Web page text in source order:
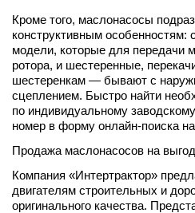
Кроме того, маслонасосы
конструктивным особенностям:
модели, которые для передачи
ротора, и шестеренные,
шестеренкам — бывают с
сцеплением. Быстро найти
по индивидуальному
номер в форму онлайн-поиска
Продажа маслонасосов на
Компания «Интертрактор»
двигателям строительных и
оригинального качества.